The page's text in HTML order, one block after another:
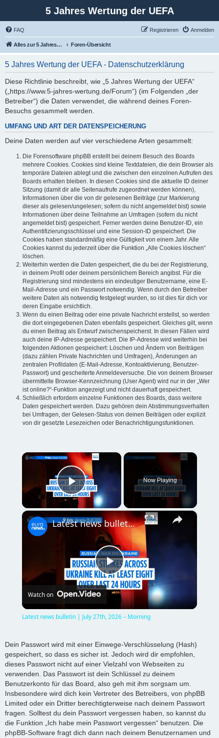
5 Jahres Wertung der UEFA
FAQ Anmelden
Registrieren
Alles zur 5 Jahreswertung / Tabelle der UEFA mit vielen Statistiken. Foren-Übersicht
5 Jahres Wertung der UEFA - Datenschutzerklärung
Diese Richtlinie beschreibt, wie „5 Jahres Wertung der UEFA“
(„https://www.5-jahres-wertung.de/Forum“) (im Folgenden „der
Betreiber“) die Daten verwendet, die während deines Foren-
Besuchs gesammelt werden.
UMFANG UND ART DER DATENSPEICHERUNG
Deine Daten werden auf vier verschiedene Arten gesammelt:
Die Forensoftware phpBB erstellt bei deinem Besuch des Boards
mehrere Cookies. Cookies sind kleine Textdateien, die dein Browser als
temporäre Dateien ablegt und die zwischen den einzelnen Aufrufen des
Boards erhalten bleiben. In diesen Cookies sind die aktuelle ID deiner
Sitzung (damit dir alle Seitenaufrufe zugeordnet werden können),
Informationen über die von dir gelesenen Beiträge (zur Markierung
dieser als gelesen/ungelesen; sofern du nicht angemeldet bist) sowie
Informationen über deine Teilnahme an Umfragen (sofern du nicht
angemeldet bist) gespeichert. Ferner werden deine Benutzer-ID, ein
Authentifizierungsschlüssel und eine Session-ID gespeichert. Die
Cookies haben standardmäßig eine Gültigkeit von einem Jahr. Alle
Cookies kannst du jederzeit über die Funktion „Alle Cookies löschen“
löschen.
Weiterhin werden die Daten gespeichert, die du bei der Registrierung,
in deinem Profil oder deinem persönlichem Bereich angibst. Für die
Registrierung sind mindestens ein eindeutiger Benutzername, eine E-
Mail-Adresse und ein Passwort notwendig. Wenn durch den Betreiber
weitere Daten als notwendig festgelegt wurden, so ist dies für dich vor
deren Eingabe ersichtlich.
Wenn du einen Beitrag oder eine private Nachricht erstellst, so werden
die dort eingegebenen Daten ebenfalls gespeichert. Gleiches gilt, wenn
du einen Beitrag als Entwurf zwischenspeicherst. In diesen Fällen wird
auch deine IP-Adresse gespeichert. Die IP-Adresse wird weiterhin bei
folgenden Aktionen gespeichert: Löschen und Ändern von Beiträgen
(dazu zählen Private Nachrichten und Umfragen), Änderungen an
zentralen Profildaten (E-Mail-Adresse, Kontoaktivierung, Benutzer-
Passwort) und gescheiterte Anmeldeversuche. Die von deinem Browser
übermittelte Browser-Kennzeichnung (User Agent) wird nur in der „Wer
ist online?“-Funktion angezeigt und nicht dauerhaft gespeichert.
Schließlich erfordern einzelne Funktionen des Boards, dass weitere
Daten gespeichert werden. Dazu gehören dein Abstimmungsverhalten
bei Umfragen, der Gelesen-Status von deinen Beiträgen oder explizit
von dir gesetzte Lesezeichen oder Benachrichtigungsfunktionen.
×
Play Video
Now Playing
×
P
y
V
i
Latest news bulletin | July 27th, 2026 – Morning
Watch on
Latest news bulletin | July 27th, 2026 – Morning
Dein Passwort wird mit einer Einwege-Verschlüsselung (Hash)
gespeichert, so dass es sicher ist. Jedoch wird dir empfohlen,
dieses Passwort nicht auf einer Vielzahl von Webseiten zu
verwenden. Das Passwort ist dein Schlüssel zu deinem
Benutzerkonto für das Board, also geh mit ihm sorgsam um.
Insbesondere wird dich kein Vertreter des Betreibers, von phpBB
Limited oder ein Dritter berechtigterweise nach deinem Passwort
fragen. Solltest du dein Passwort vergessen haben, so kannst du
die Funktion „Ich habe mein Passwort vergessen“ benutzen. Die
phpBB-Software fragt dich dann nach deinem Benutzernamen und